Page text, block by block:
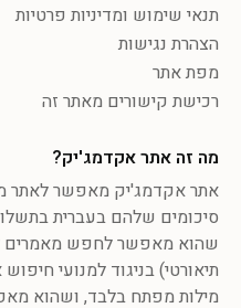
תנאי שימוש ומדיניות פרטיות
הצהרת נגישות
מפת אתר
רכישת קישורים מאתר זה
מה זה אתר אקדמג'יק?
אתר אקדמג'יק מאפשר לאתר
סיכומים שלהם בעברית
שהוא מאפשר לחפש מאמרים
תיאורטי) בניגוד למנועי
מילות מפתח בלבד, ושהוא